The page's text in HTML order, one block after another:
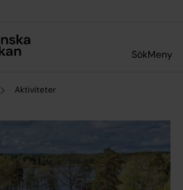
SökMeny
Aktiviteter